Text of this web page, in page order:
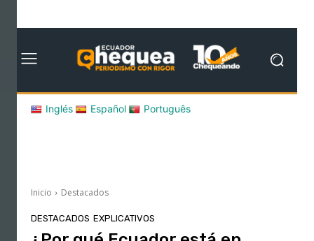
Inglés Español Português
Inicio Destacados
DESTACADOS EXPLICATIVOS